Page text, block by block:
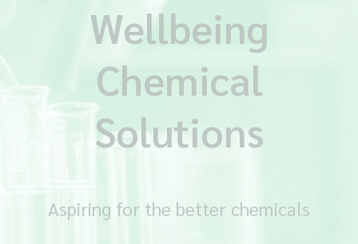
Wellbeing
Chemical
Solutions
Aspiring for the better chemicals